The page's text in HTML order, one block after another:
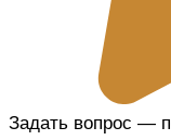
Задать вопрос —